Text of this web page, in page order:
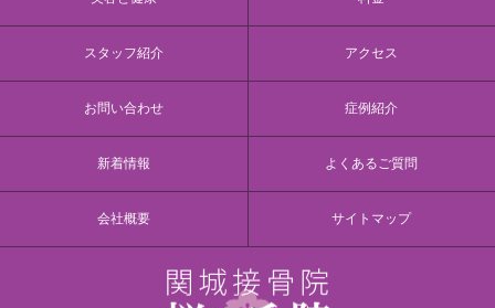
スタッフ紹介 アクセス
お問い合わせ 症例紹介
新着情報 よくあるご質問
会社概要 サイトマップ